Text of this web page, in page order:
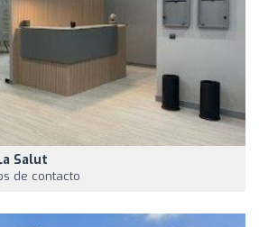
Salut
de contacto